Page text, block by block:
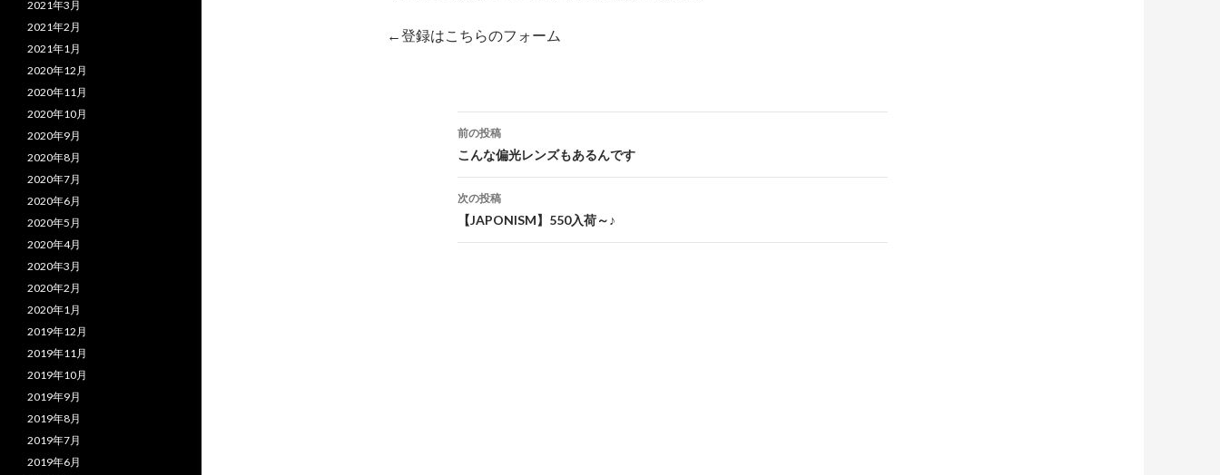
←登録はこちらのフォーム
投
稿
ナ
ビ
ゲ
前の投稿
こんな偏光レンズもあるんです
次の投稿
【JAPONISM】550入荷～♪
2021年3月
2021年2月
2021年1月
2020年12月
2020年11月
2020年10月
2020年9月
2020年8月
2020年7月
2020年6月
2020年5月
2020年4月
2020年3月
2020年2月
2020年1月
2019年12月
2019年11月
2019年10月
2019年9月
2019年8月
2019年7月
2019年6月